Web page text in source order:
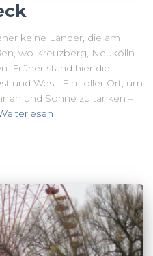
keine Länder, die am
wo Kreuzberg, Neukölln
Früher stand hier die
und West. Ein toller Ort, um
und Sonne zu tanken –